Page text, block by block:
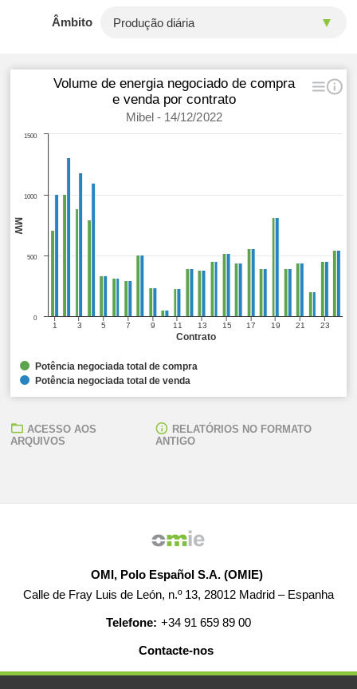
Âmbito
Contrato
MW
Volume de energia negociado de compra
e venda por contrato
Mibel - 14/12/2022
1 3 5 7 9 11 13 15 17 19 21 23
0
500
1000
1500
Potência negociada total de compra
Potência negociada total de venda
ACESSO AOS
ARQUIVOS
RELATÓRIOS NO FORMATO
ANTIGO
OMI, Polo Español S.A. (OMIE)
Calle de Fray Luis de León, n.º 13, 28012 Madrid – Espanha
Telefone: +34 91 659 89 00
Contacte-nos